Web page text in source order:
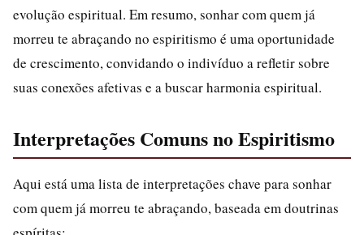
evolução espiritual. Em resumo, sonhar com quem já
morreu te abraçando no espiritismo é uma oportunidade
de crescimento, convidando o indivíduo a refletir sobre
suas conexões afetivas e a buscar harmonia espiritual.
Interpretações Comuns no Espiritismo
Aqui está uma lista de interpretações chave para sonhar
com quem já morreu te abraçando, baseada em doutrinas